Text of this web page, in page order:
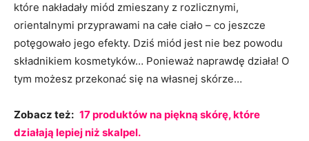
które nakładały miód zmieszany z rozlicznymi,
orientalnymi przyprawami na całe ciało – co jeszcze
potęgowało jego efekty. Dziś miód jest nie bez powodu
składnikiem kosmetyków… Ponieważ naprawdę działa! O
tym możesz przekonać się na własnej skórze…
Zobacz też: 17 produktów na piękną skórę, które
działają lepiej niż skalpel.